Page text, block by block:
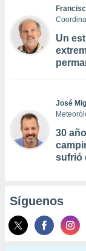
Un
José
30
sufrió
Síguenos